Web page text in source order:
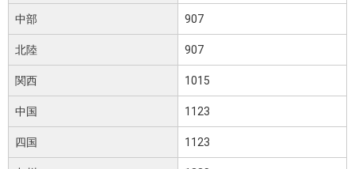
中部
北陸
関西
中国
四国
907
907
1015
1123
1123